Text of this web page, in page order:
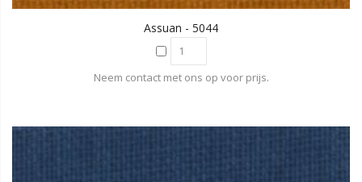
Assuan - 5044
Neem contact met ons op voor prijs.